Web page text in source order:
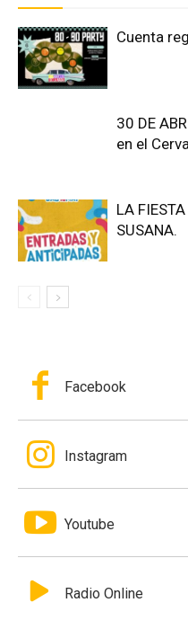
Cuenta
30 DE
en el
LA
SUSANA.
Facebook
Instagram
Youtube
Radio Online